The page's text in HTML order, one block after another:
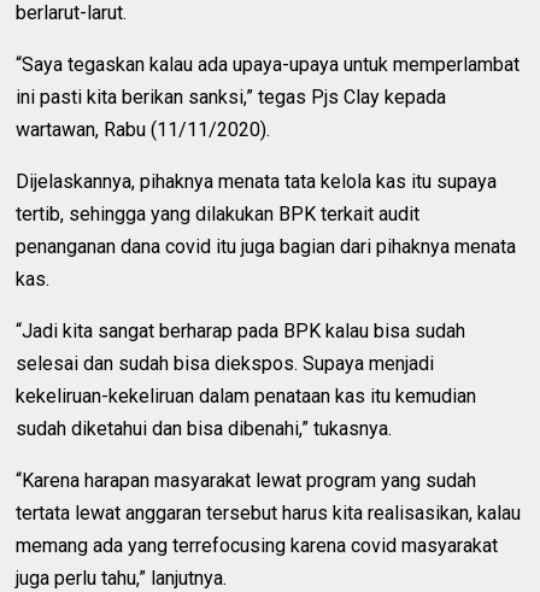
berlarut-larut.
“Saya tegaskan kalau ada upaya-upaya untuk memperlambat
ini pasti kita berikan sanksi,” tegas Pjs Clay kepada
wartawan, Rabu (11/11/2020).
Dijelaskannya, pihaknya menata tata kelola kas itu supaya
tertib, sehingga yang dilakukan BPK terkait audit
penanganan dana covid itu juga bagian dari pihaknya menata
kas.
“Jadi kita sangat berharap pada BPK kalau bisa sudah
selesai dan sudah bisa diekspos. Supaya menjadi
kekeliruan-kekeliruan dalam penataan kas itu kemudian
sudah diketahui dan bisa dibenahi,” tukasnya.
“Karena harapan masyarakat lewat program yang sudah
tertata lewat anggaran tersebut harus kita realisasikan, kalau
memang ada yang terrefocusing karena covid masyarakat
juga perlu tahu,” lanjutnya.